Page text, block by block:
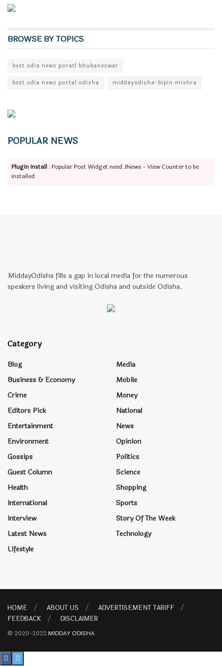
BROWSE BY TOPICS
best odia news poratl bhubaneswar
best odia news portal odisha
middayodisha-bipin mishra
POPULAR NEWS
Plugin Install : Popular Post Widget need JNews - View Counter to be
installed
MiddayOdisha fills a gap in local media for the numerous
speakers living and visiting Odisha and outside Odisha.
Category
Blog
Business & Economy
Crime
Editors Pick
Entertainment
Environment
Gossips
Guest Column
Health
International
Interview
Latest News
Lifestyle
Media
Mobile
Money
National
News
Opinion
Politics
Science
Shopping
Sports
Story Of The Week
Technology
HOME ABOUT US
ADVERTISEMENT TARIFF
FEEDBACK
DISCLAIMER
© 2020-2022MIDDAY ODISHA